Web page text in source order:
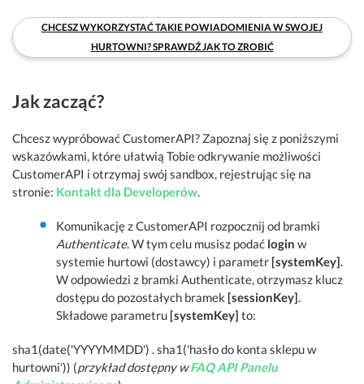
CHCESZ WYKORZYSTAĆ TAKIE POWIADOMIENIA W SWOJEJ
HURTOWNI? SPRAWDŹ JAK TO ZROBIĆ
Jak zacząć?
Chcesz wypróbować CustomerAPI? Zapoznaj się z poniższymi
wskazówkami, które ułatwią Tobie odkrywanie możliwości
CustomerAPI i otrzymaj swój sandbox, rejestrując się na
stronie: Kontakt dla Developerów.
Komunikację z CustomerAPI rozpocznij od bramki
Authenticate. W tym celu musisz podać login w
systemie hurtowi (dostawcy) i parametr[systemKey].
W odpowiedzi z bramki Authenticate, otrzymasz klucz
dostępu do pozostałych bramek [sessionKey].
Składowe parametru[systemKey] to:
sha1(date('YYYYMMDD') . sha1('hasło do konta sklepu w
hurtowni')) (przykład dostępny wFAQ API Panelu